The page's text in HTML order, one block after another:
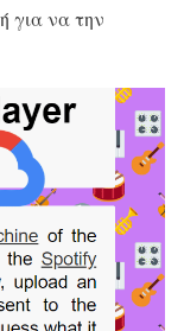
για να την